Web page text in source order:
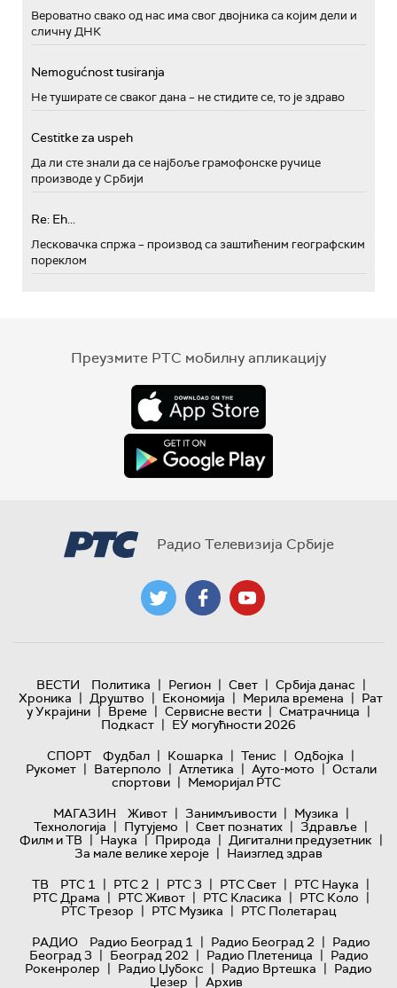
Вероватно свако од нас има свог двојника са којим дели и
сличну ДНК
Nemogućnost tusiranja
Не туширате се сваког дана – не стидите се, то је здраво
Cestitke za uspeh
Да ли сте знали да се најбоље грамофонске ручице
производе у Србији
Re: Eh...
Лесковачка спржа – производ са заштићеним географским
пореклом
Преузмите РТС мобилну апликацију
Радио Телевизија Србије
ВЕСТИ Политика | Регион | Свет | Србија данас |
Хроника | Друштво | Економија | Мерила времена | Рат
у Украјини | Време | Сервисне вести | Сматрачница |
Подкаст | ЕУ могућности 2026
СПОРТ
Фудбал | Кошарка | Тенис | Одбојка |
Рукомет | Ватерполо | Атлетика | Ауто-мото | Остали
спортови | Меморијал РТС
МАГАЗИН
Живот | Занимљивости | Музика |
Технологијa | Путујемо | Свет познатих | Здравље |
Филм и ТВ | Наука | Природа | Дигитални предузетник |
За мале велике хероје | Наизглед здрав
ТВ
РТС 1 | РТС 2 | РТС 3 | РТС Свет | РТС Наука |
РТС Драма | РТС Живот | РТС Класика | РТС Коло |
РТС Трезор | РТС Музика | РТС Полетарац
РАДИО
Радио Београд 1 | Радио Београд 2 | Радио
Београд 3 | Београд 202 | Радио Плетеница | Радио
Рокенролер | Радио Џубокс | Радио Вртешка | Радио
Џезер | Архив